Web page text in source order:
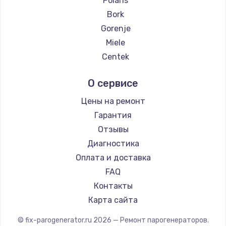
Замена температурного датчика
2500 руб.
Заказать
Замена электроконфорки
Заказать
Техобслуживание
900 руб.
Заказать
Установка / подключение / демонтаж
1300 руб.
Заказать
Bork
Gorenje
Miele
Centek
Hotpoint Ariston
DELTA
Chayka
Beko
Vivitek
RED solution
О сервисе
Цены на ремонт
Гарантия
Отзывы
Диагностика
Оплата и доставка
FAQ
Контакты
Карта сайта
© fix-parogenerator.ru 2026 — Ремонт парогенераторов.